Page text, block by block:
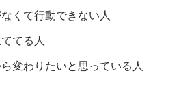
くて行動できない人
てる人
変わりたいと思っている人